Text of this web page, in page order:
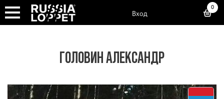
Вход
0
ГОЛОВИН АЛЕКСАНДР